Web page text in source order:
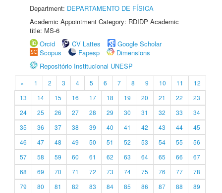
Department: DEPARTAMENTO DE FÍSICA
Academic Appointment Category: RDIDP Academic
title: MS-6
Orcid
CV Lattes
Google Scholar
Scopus
Fapesp
Dimensions
Repositório Institucional UNESP
« 1 2 3 4 5 6 7 8 9 10 11
12
13
14 15 16 17 18 19 20 21 22
23
24
25 26 27 28 29 30 31 32 33
34
35
36 37 38 39 40 41 42 43 44
45
46
47 48 49 50 51 52 53 54 55
56
57
58 59 60 61 62 63 64 65 66
67
68
69 70 71 72 73 74 75 76 77
78
79
80 81 82 83 84 85 86 87 88
89